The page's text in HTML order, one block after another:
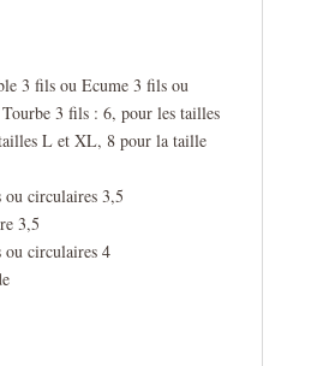
3 fils ou Ecume 3 fils ou
3 fils : 6, pour les tailles
L et XL, 8 pour la taille
circulaires 3,5
3,5
circulaires 4